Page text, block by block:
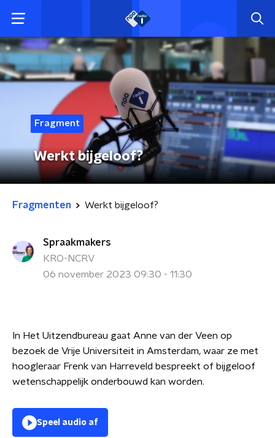
Fragment
Werkt bijgeloof?
Fragmenten Werkt bijgeloof?
Spraakmakers
KRO-NCRV
06 november 2023 09:30 - 11:30
In Het Uitzendbureau gaat Anne van der Veen op
bezoek de Vrije Universiteit in Amsterdam, waar ze met
hoogleraar Frenk van Harreveld bespreekt of bijgeloof
wetenschappelijk onderbouwd kan worden.
Speel audio af